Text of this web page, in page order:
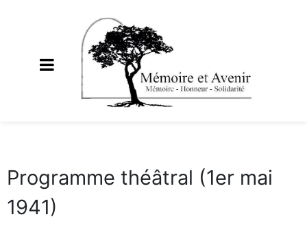
Programme théâtral (1er mai
1941)